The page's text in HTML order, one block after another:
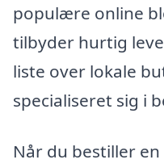
populære online
tilbyder hurtig
liste over lokale
specialiseret sig i
Når du bestiller